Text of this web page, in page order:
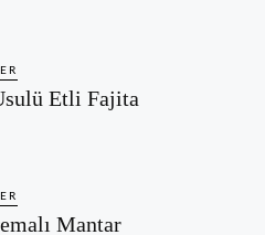
Etli Fajita
Mantar